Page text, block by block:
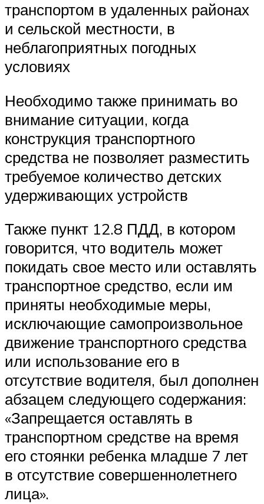
транспортом в удаленных районах
и сельской местности, в
неблагоприятных погодных
условиях
Необходимо также принимать во
внимание ситуации, когда
конструкция транспортного
средства не позволяет разместить
требуемое количество детских
удерживающих устройств
Также пункт 12.8 ПДД, в котором
говорится, что водитель может
покидать свое место или оставлять
транспортное средство, если им
приняты необходимые меры,
исключающие самопроизвольное
движение транспортного средства
или использование его в
отсутствие водителя, был дополнен
абзацем следующего содержания:
«Запрещается оставлять в
транспортном средстве на время
его стоянки ребенка младше 7 лет
в отсутствие совершеннолетнего
лица».